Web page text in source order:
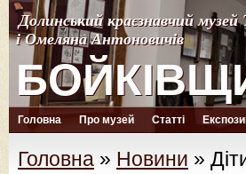
Долинський краєзнавчий
і Омеляна Антоновичів
Долинський краєзнавчий
і Омеляна Антоновичів
Головна Про музей Статті
Головна » Новини »